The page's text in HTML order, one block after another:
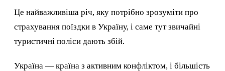
Це найважливіша річ, яку потрібно зрозуміти про
страхування поїздки в Україну, і саме тут звичайні
туристичні поліси дають збій.
Україна — країна з активним конфліктом, і більшість